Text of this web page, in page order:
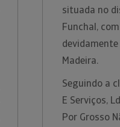
situada no
Funchal,
Madeira.
Seguindo a
E Serviços,
Por Grosso